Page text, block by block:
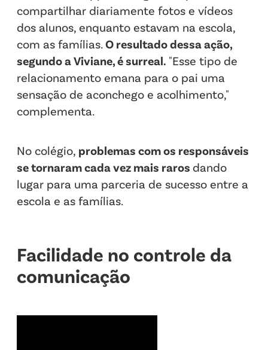
compartilhar diariamente fotos e vídeos
dos alunos, enquanto estavam na escola,
com as famílias.O resultado dessa ação,
segundo a Viviane, é surreal. "Esse tipo de
relacionamento emana para o pai uma
sensação de aconchego e acolhimento,"
complementa.
No colégio, problemas com os responsáveis
se tornaram cada vez mais raros dando
lugar para uma parceria de sucesso entre a
escola e as famílias.
Facilidade no controle da
comunicação